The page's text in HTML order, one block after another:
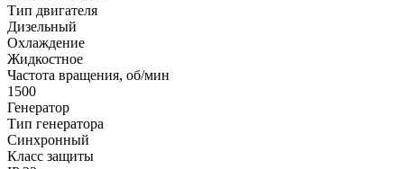
Тип двигателя
Дизельный
Охлаждение
Жидкостное
Частота вращения, об/мин
1500
Генератор
Тип генератора
Синхронный
Класс защиты